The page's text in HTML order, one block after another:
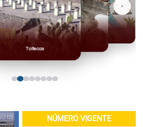
Toltecas
Mexicas
›
NÚMERO VIGENTE